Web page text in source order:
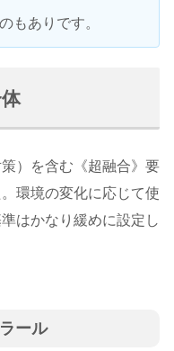
もありです。
）を含む《超融合》要
環境の変化に応じて使
はかなり緩めに設定し
ール